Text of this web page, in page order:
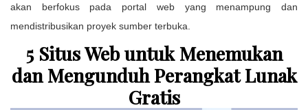
akan berfokus pada portal web yang menampung dan
mendistribusikan proyek sumber terbuka.
5 Situs Web untuk Menemukan
dan Mengunduh Perangkat Lunak
Gratis